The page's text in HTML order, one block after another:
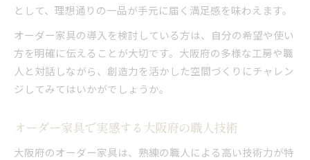
として、理想通りの一品が手元に届く満足感を味わえます。
オーダー家具の導入を検討している方は、自分の希望や使い
方を明確に伝えることが大切です。大阪府の多様な工房や職
人と対話しながら、創造力を活かした空間づくりにチャレン
ジしてみてはいかがでしょうか。
オーダー家具で実感する大阪府の職人技術
大阪府のオーダー家具は、熟練の職人による高い技術力が特